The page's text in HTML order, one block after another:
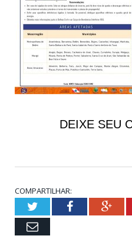
DEIXE SEU
COMPARTILHAR:
TwitterFacebook
Email